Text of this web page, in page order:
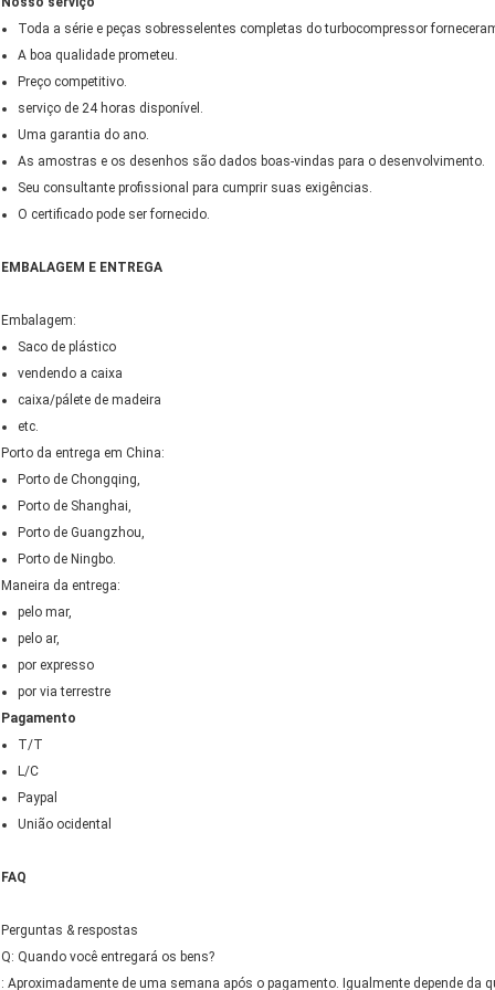
Toda a série e peças sobresselentes completas do turbocompressor
A boa qualidade prometeu.
Preço competitivo.
serviço de 24 horas disponível.
Uma garantia do ano.
As amostras e os desenhos são dados boas-vindas para o desenvolvimento.
Seu consultante profissional para cumprir suas exigências.
O certificado pode ser fornecido.
EMBALAGEM E ENTREGA
Embalagem:
Saco de plástico
vendendo a caixa
caixa/pálete de madeira
etc.
Porto da entrega em China:
Porto de Chongqing,
Porto de Shanghai,
Porto de Guangzhou,
Porto de Ningbo.
Maneira da entrega:
pelo mar,
pelo ar,
por expresso
por via terrestre
Pagamento
T/T
L/C
Paypal
União ocidental
FAQ
Perguntas & respostas
Q: Quando você entregará os bens?
: Aproximadamente de uma semana após o pagamento. Igualmente depende da